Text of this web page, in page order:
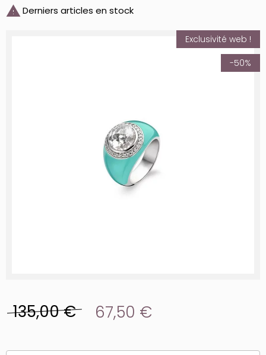
 Derniers articles en stock
Exclusivité web !
-50%
135,00 € 67,50 €